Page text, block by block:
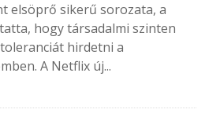
elsöprő sikerű sorozata, a
hogy társadalmi szinten
hirdetni a
A Netflix új...